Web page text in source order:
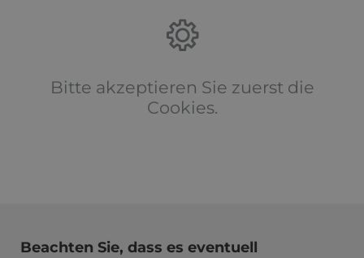
Bitte akzeptieren Sie zuerst die
Cookies.
Beachten Sie, dass es eventuell